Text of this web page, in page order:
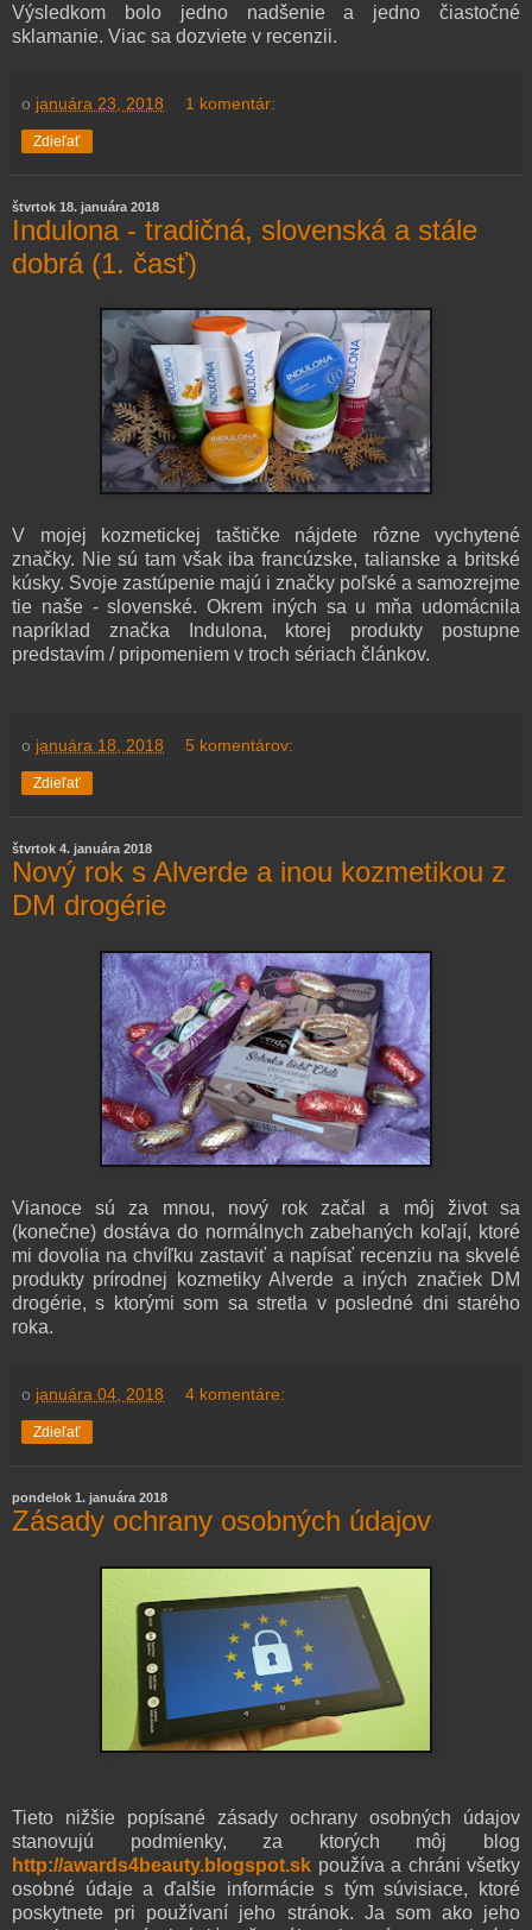
Výsledkom bolo jedno nadšenie a jedno čiastočné
sklamanie. Viac sa dozviete v recenzii.
o januára 23, 2018 1 komentár:
Zdieľať
štvrtok 18. januára 2018
Indulona - tradičná, slovenská a stále
dobrá (1. časť)
V mojej kozmetickej taštičke nájdete rôzne vychytené
značky. Nie sú tam však iba francúzske, talianske a britské
kúsky. Svoje zastúpenie majú i značky poľské a samozrejme
tie naše - slovenské. Okrem iných sa u mňa udomácnila
napríklad značka Indulona, ktorej produkty postupne
predstavím / pripomeniem v troch sériach článkov.
o januára 18, 2018 5 komentárov:
Zdieľať
štvrtok 4. januára 2018
Nový rok s Alverde a inou kozmetikou z
DM drogérie
Vianoce sú za mnou, nový rok začal a môj život sa
(konečne) dostáva do normálnych zabehaných koľají, ktoré
mi dovolia na chvíľku zastaviť a napísať recenziu na skvelé
produkty prírodnej kozmetiky Alverde a iných značiek DM
drogérie, s ktorými som sa stretla v posledné dni starého
roka.
o januára 04, 2018 4 komentáre:
Zdieľať
pondelok 1. januára 2018
Zásady ochrany osobných údajov
Tieto nižšie popísané zásady ochrany osobných údajov
stanovujú podmienky, za ktorých môj blog
http://awards4beauty.blogspot.sk používa a chráni všetky
osobné údaje a ďalšie informácie s tým súvisiace, ktoré
poskytnete pri používaní jeho stránok. Ja som ako jeho